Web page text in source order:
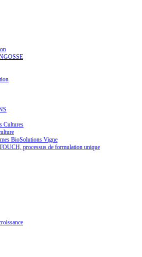
Cultures
BioSolutions Vigne
processus de formulation unique